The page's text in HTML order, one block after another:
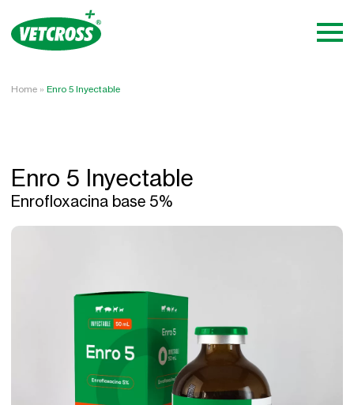
Home »Enro 5 Inyectable
Enro 5 Inyectable
Enrofloxacina base 5%